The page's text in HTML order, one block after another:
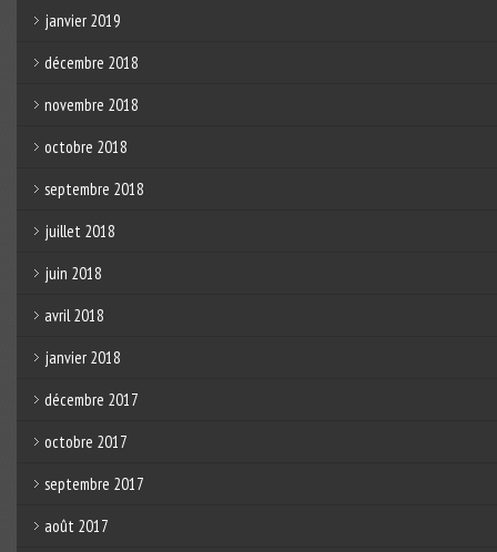
janvier 2019
décembre 2018
novembre 2018
octobre 2018
septembre 2018
juillet 2018
juin 2018
avril 2018
janvier 2018
décembre 2017
octobre 2017
septembre 2017
août 2017